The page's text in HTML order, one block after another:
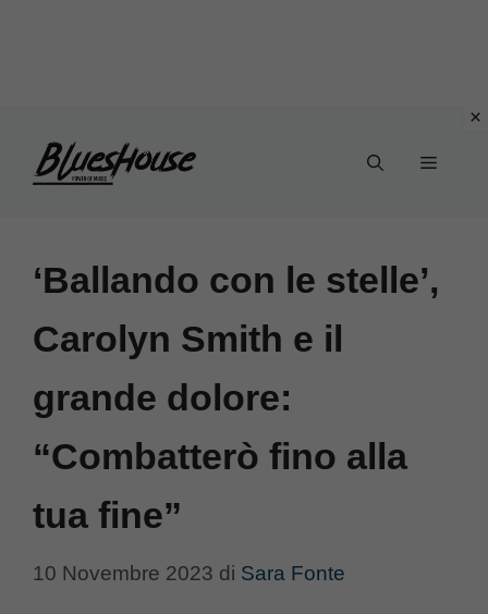
Menu
‘Ballando con le stelle’,
Carolyn Smith e il
grande dolore:
“Combatterò fino alla
tua fine”
10 Novembre 2023 di Sara Fonte